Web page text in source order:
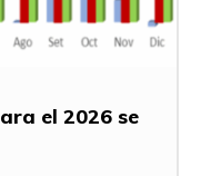
el 2026 se